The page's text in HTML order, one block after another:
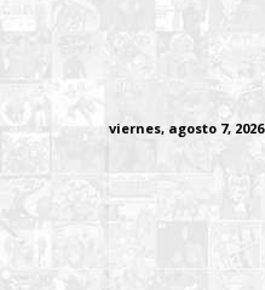
viernes, agosto 7, 2026